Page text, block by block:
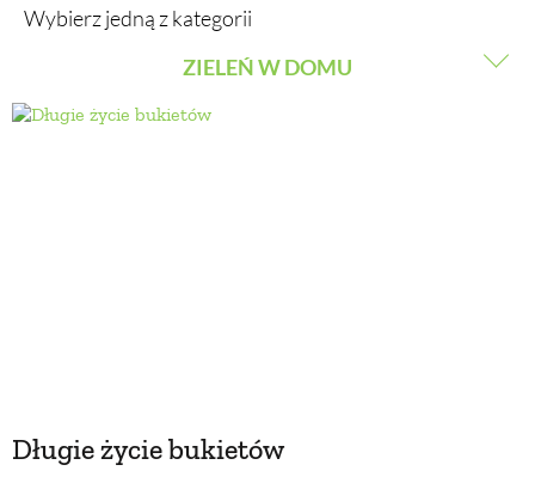
Wybierz jedną z kategorii
ZIELEŃ W DOMU
WARZYWA I OWOCE
Długie życie bukietów
BUDUJEMY DOM
ZIELEŃ W DOMU